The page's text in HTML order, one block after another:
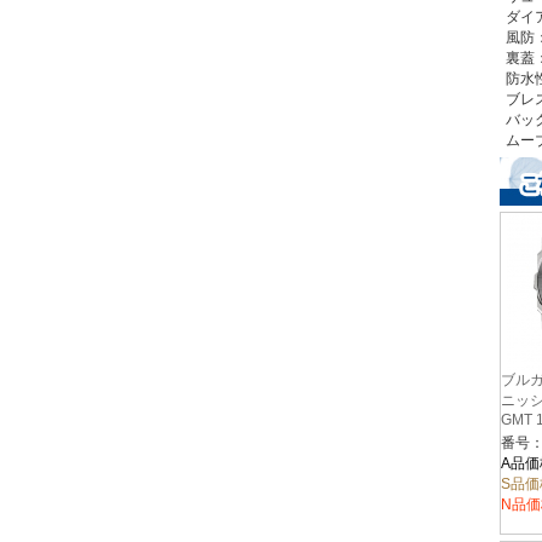
ダイ
風防
裏蓋
防水
ブレ
バッ
ムー
ブル
ニッ
GMT
番号
A品
S品
N品